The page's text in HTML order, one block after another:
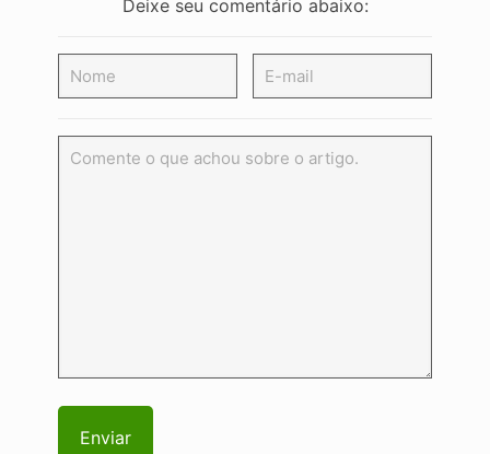
Deixe seu comentário abaixo: